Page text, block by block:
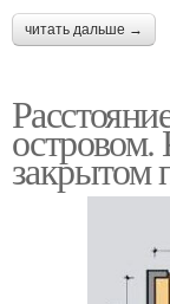
читать дальше →
закрытом